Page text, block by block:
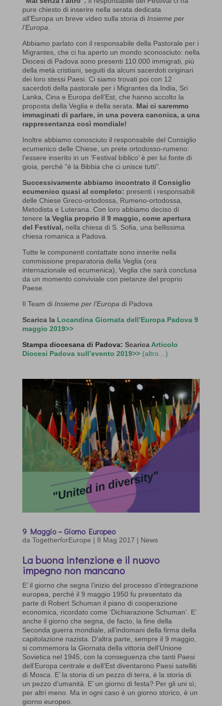
pure chiesto di inserire nella serata dedicata
all’Europa un breve video sulla storia di Insieme per
l’Europa
Abbiamo parlato con il responsabile della Pastorale per i
Migrantes, che ci ha aperto un mondo sconosciuto: nella
Diocesi di Padova sono presenti 110.000 immigrati, più
della metà cristiani, seguiti da alcuni sacerdoti originari
dei loro stessi Paesi. Ci siamo trovati poi con 12
sacerdoti della pastorale per i Migrantes da India, Sri
Lanka, Cina e Europa dell’Est, che hanno accolto la
proposta della Veglia e della serata. Mai ci saremmo
immaginati di parlare, in una povera canonica, a una
rappresentanza così mondiale!
Inoltre abbiamo conosciuto il responsabile del Consiglio
ecumenico delle Chiese, un prete ortodosso-rumeno:
l’essere inserito in un ‘Festival biblico’ è per lui fonte di
gioia, perché “è la Bibbia che ci unisce tutti”.
Successivamente abbiamo incontrato il Consiglio
ecumenico quasi al completo: presenti i responsabili
delle Chiese Greco-ortodossa, Rumeno-ortodossa,
Metodista e Luterana. Con loro abbiamo deciso di
tenere la Veglia proprio il 9 maggio, come apertura
del Festival, nella chiesa di S. Sofia, una bellissima
chiesa romanica a Padova.
Tutte le componenti contattate sono inserite nella
commissione preparatoria della Veglia (ora
internazionale ed ecumenica), Veglia che sarà conclusa
da un momento conviviale con pietanze del proprio
Paese.
Il Team di Insieme per l’Europa di Padova
Scarica la Locandina Giornata dell’Europa Padova 9
maggio 2019>>
Stampa diocesana di Padova: ScaricaArticolo
Diocesi Padova sull’evento 2019>> (altro…)
9 Maggio – Giorno Europeo
da TogetherforEurope | 8 Mag 2017 | News
La buona intenzione e il nuovo
impegno non mancano
E’ il giorno che segna l’inizio del processo d’integrazione
europea, perché il 9 maggio 1950 fu presentato da
parte di Robert Schuman il piano di cooperazione
economica, ricordato come ‘Dichiarazione Schuman’. E’
anche il giorno che segna, de facto, la fine della
Seconda guerra mondiale, all’indomani della firma della
capitolazione nazista. D’altra parte, sempre il 9 maggio,
si commemora la Giornata della vittoria dell’Unione
Sovietica nel 1945, con la conseguenza che tanti Paesi
dell’Europa centrale e dell’Est diventarono Paesi satelliti
di Mosca. E’ la storia di un pezzo di terra, è la storia di
un pezzo d’umanità. E’ un giorno di festa? Per gli uni sì;
per altri meno. Ma in ogni caso è un giorno storico, è un
giorno europeo.